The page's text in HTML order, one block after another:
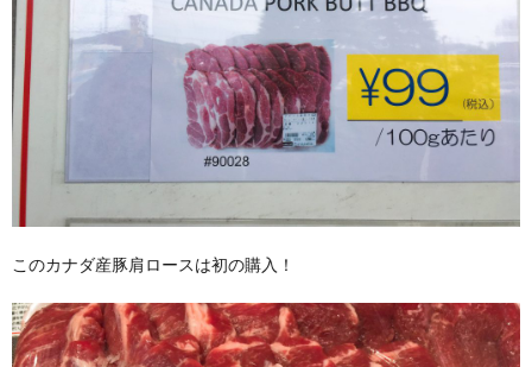
このカナダ産豚肩ロースは初の購入！